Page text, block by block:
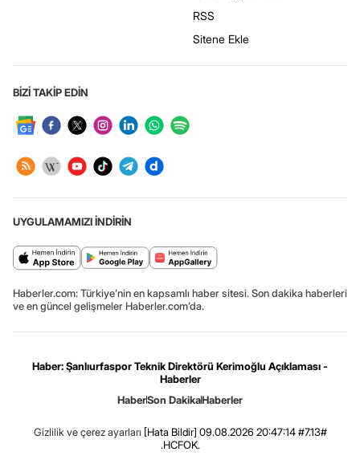
RSS
Sitene Ekle
BİZİ TAKİP EDİN
UYGULAMAMIZI İNDİRİN
Haberler.com: Türkiye’nin en kapsamlı haber sitesi. Son dakika haberleri
ve en güncel gelişmeler Haberler.com’da.
Haber: Şanlıurfaspor Teknik Direktörü Kerimoğlu Açıklaması -
Haberler
HaberSon DakikaHaberler
Gizlilik ve çerez ayarları [Hata Bildir] 09.08.2026 20:47:14 #7.13#
.HCFOK.